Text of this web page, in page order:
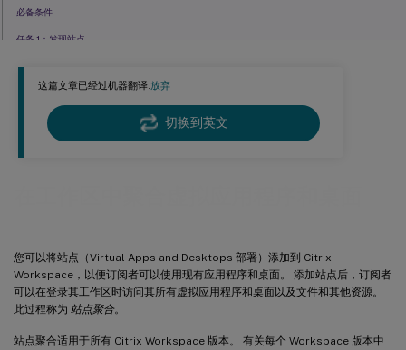
这篇文章已经过机器翻译.放弃
切换到英文
您可以将站点（Virtual Apps and Desktops 部署）添加到 Citrix
Workspace，以便订阅者可以使用现有应用程序和桌面。 添加站点后，订阅者
可以在登录其工作区时访问其所有虚拟应用程序和桌面以及文件和其他资源。
此过程称为 站点聚合。
站点聚合适用于所有 Citrix Workspace 版本。 有关每个 Workspace 版本中
必备条件
任务 1：发现站点
任务 2：验证Active Directory 连接
任务 3：配置连通性
任务 4：确认站点聚合